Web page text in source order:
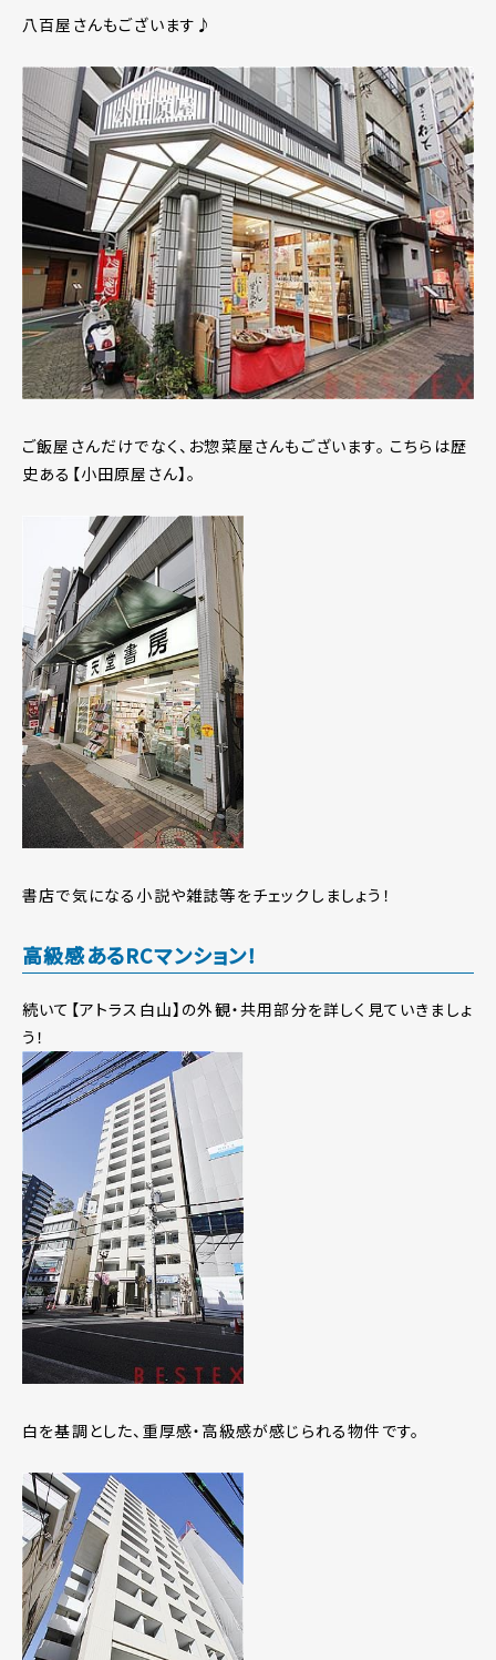
八百屋さんもございます♪
ご飯屋さんだけでなく、お惣菜屋さんもございます。 こちらは歴
史ある【小田原屋さん】。
書店で気になる小説や雑誌等をチェックしましょう！
高級感あるRCマンション！
続いて【アトラス白山】の外観・共用部分を詳しく見ていきましょ
う！
白を基調とした、重厚感・高級感が感じられる物件です。